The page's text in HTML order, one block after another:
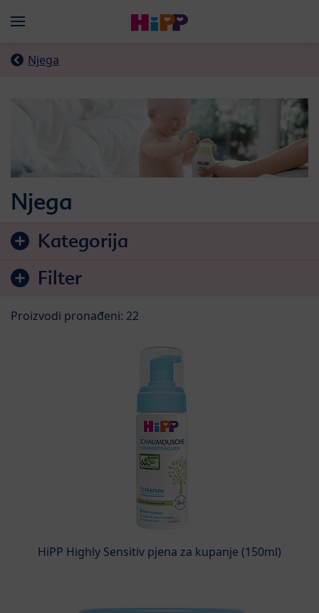
Menü
Njega
Preskoči na listu proizvoda
Kategorija
Filter
Njega
Proizvodi pronađeni: 22
HiPP Highly Sensitiv pjena za kupanje (150ml)